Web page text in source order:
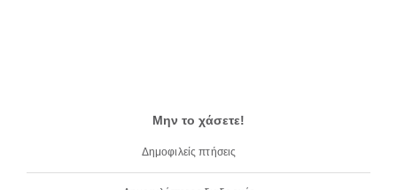
Μην το χάσετε!
Δημοφιλείς πτήσεις